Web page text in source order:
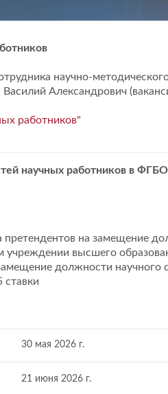
научно-
Александрович
работников"
научных работников в
на замещение
высшего
должности научного
ставки
30 мая 2026 г.
21 июня 2026 г.